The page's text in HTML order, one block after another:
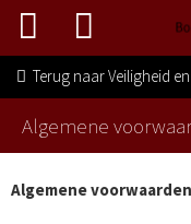
Terug naarVeiligheid
Algemene
Algemene voorwaarden